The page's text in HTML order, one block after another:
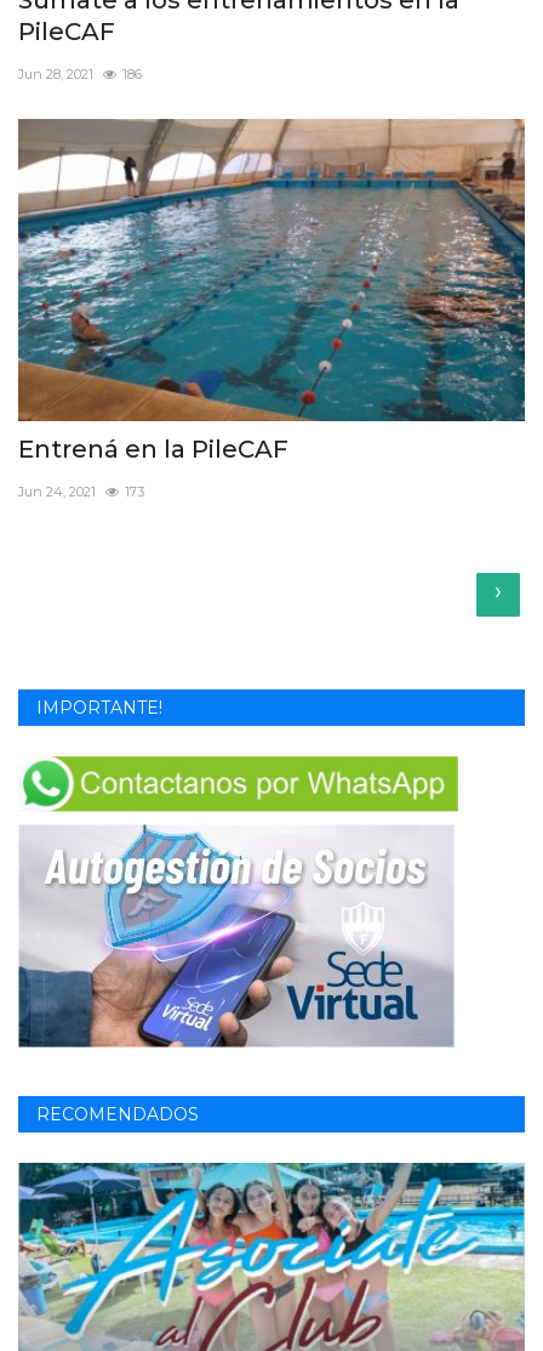
PileCAF
Jun 28, 2021 186
Entrená en la PileCAF
Jun 24, 2021 173
›
IMPORTANTE!
RECOMENDADOS